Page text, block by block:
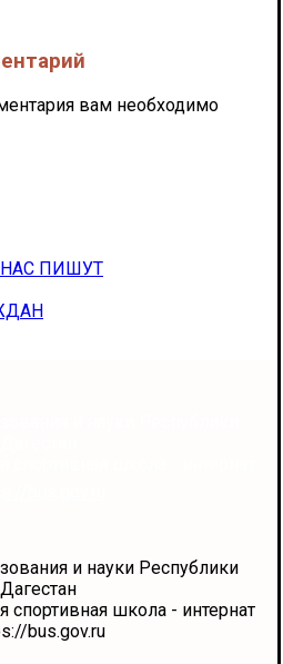
вам необходимо
НАС ПИШУТ
и науки Республики
Дагестан
спортивная школа - интернат
bus.gov.ru